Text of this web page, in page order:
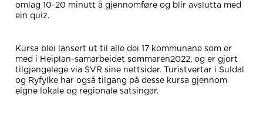
omlag 10-20 minutt å gjennomføre og blir avslutta med
ein quiz.
Kursa blei lansert ut til alle dei 17 kommunane som er
med i Heiplan-samarbeidet sommaren2022, og er gjort
tilgjengelege via SVR sine nettsider. Turistvertar i Suldal
og Ryfylke har også tilgang på desse kursa gjennom
eigne lokale og regionale satsingar.